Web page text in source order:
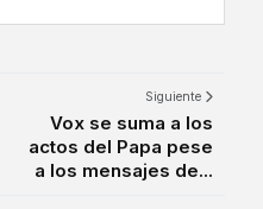
Siguiente
Vox se suma a los
actos del Papa pese
a los mensajes de...